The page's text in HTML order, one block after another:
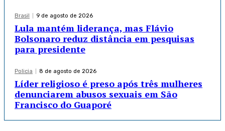
Brasil 9 de agosto de 2026
Lula mantém liderança, mas Flávio
Bolsonaro reduz distância em pesquisas
para presidente
Policia 8 de agosto de 2026
Líder religioso é preso após três mulheres
denunciarem abusos sexuais em São
Francisco do Guaporé